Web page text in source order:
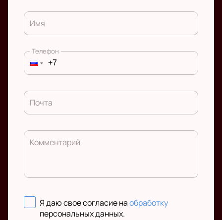
Имя
Телефон
Почта
Комментарий
Я даю свое согласие наобработку
персональных данных.